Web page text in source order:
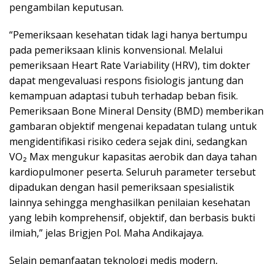
pengambilan keputusan.
“Pemeriksaan kesehatan tidak lagi hanya bertumpu
pada pemeriksaan klinis konvensional. Melalui
pemeriksaan Heart Rate Variability (HRV), tim dokter
dapat mengevaluasi respons fisiologis jantung dan
kemampuan adaptasi tubuh terhadap beban fisik.
Pemeriksaan Bone Mineral Density (BMD) memberikan
gambaran objektif mengenai kepadatan tulang untuk
mengidentifikasi risiko cedera sejak dini, sedangkan
VO₂ Max mengukur kapasitas aerobik dan daya tahan
kardiopulmoner peserta. Seluruh parameter tersebut
dipadukan dengan hasil pemeriksaan spesialistik
lainnya sehingga menghasilkan penilaian kesehatan
yang lebih komprehensif, objektif, dan berbasis bukti
ilmiah,” jelas Brigjen Pol. Maha Andikajaya.
Selain pemanfaatan teknologi medis modern,